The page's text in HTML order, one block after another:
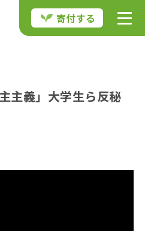
寄付する
主義」大学生ら反秘